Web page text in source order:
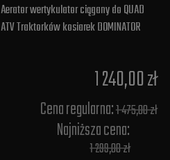
Aerator wertykulator ciągany do QUAD
ATV Traktorków kosiarek DOMINATOR
1 240,00 zł
Cena regularna:1 475,00 zł
Najniższa cena:
1 299,00 zł